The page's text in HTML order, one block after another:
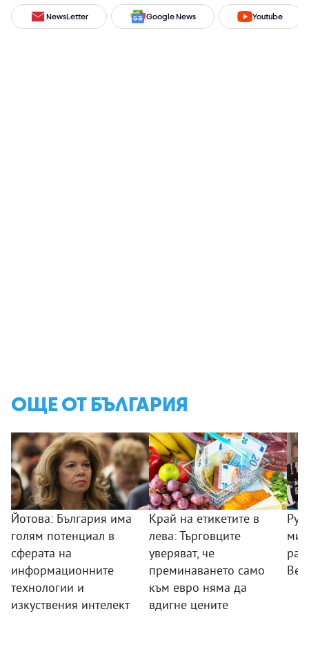
NewsLetter Google News Youtube
ОЩЕ ОТ БЪЛГАРИЯ
Йотова: България има
голям потенциал в
сферата на
информационните
технологии и
изкуствения интелект
Край на етикетите в
лева: Търговците
уверяват, че
преминаването само
към евро няма да
вдигне цените